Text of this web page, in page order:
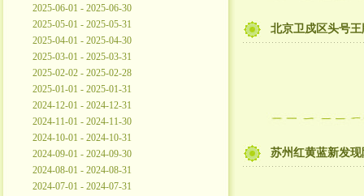
2025-06-01 - 2025-06-30
2025-05-01 - 2025-05-31
2025-04-01 - 2025-04-30
2025-03-01 - 2025-03-31
2025-02-02 - 2025-02-28
2025-01-01 - 2025-01-31
2024-12-01 - 2024-12-31
2024-11-01 - 2024-11-30
2024-10-01 - 2024-10-31
2024-09-01 - 2024-09-30
2024-08-01 - 2024-08-31
2024-07-01 - 2024-07-31
北京卫戍区头号
苏州红黄蓝新发